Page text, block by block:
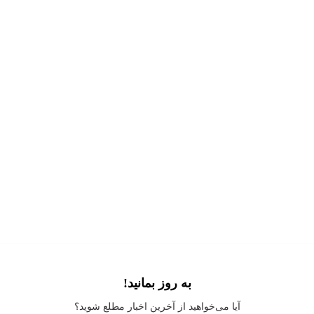
Application error: a client
-side exception has occurred while loading
به روز بمانید!
آیا می‌خواهید از آخرین اخبار مطلع شوید؟